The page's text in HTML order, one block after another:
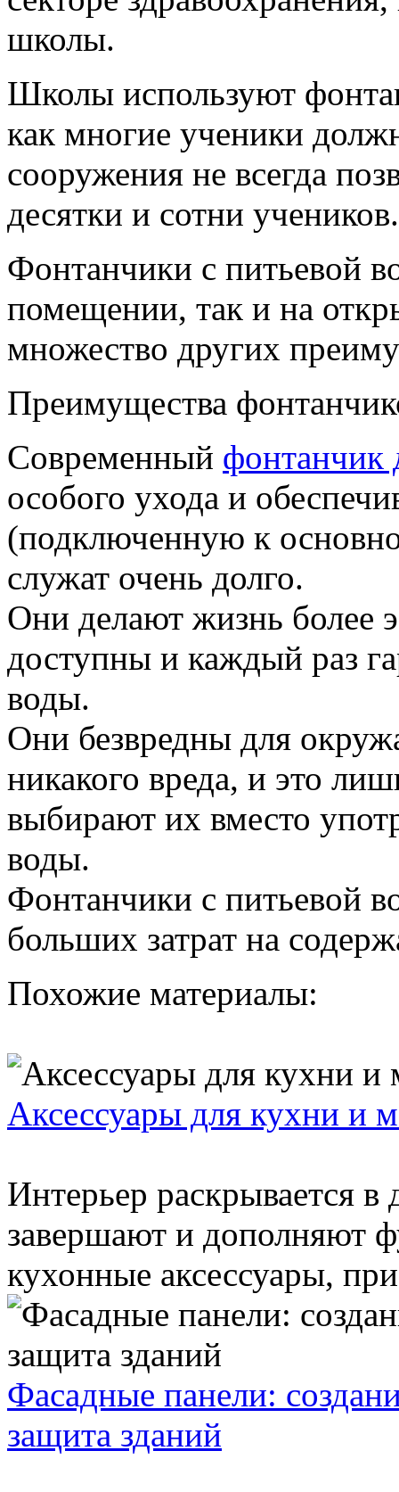
школы.
Школы используют
как многие ученики
сооружения не всегда
десятки и сотни учеников.
Фонтанчики с питьевой
помещении, так и на
множество других
Преимущества
Современный фонтанчик
особого ухода и
(подключенную к
служат очень долго.
Они делают жизнь более
доступны и каждый раз
воды.
Они безвредны для
никакого вреда, и это
выбирают их вместо
воды.
Фонтанчики с питьевой
больших затрат на
Похожие материалы:
Аксессуары для кухни и
Интерьер раскрывается в
завершают и дополняют
кухонные аксессуары,
Фасадные панели:
защита зданий